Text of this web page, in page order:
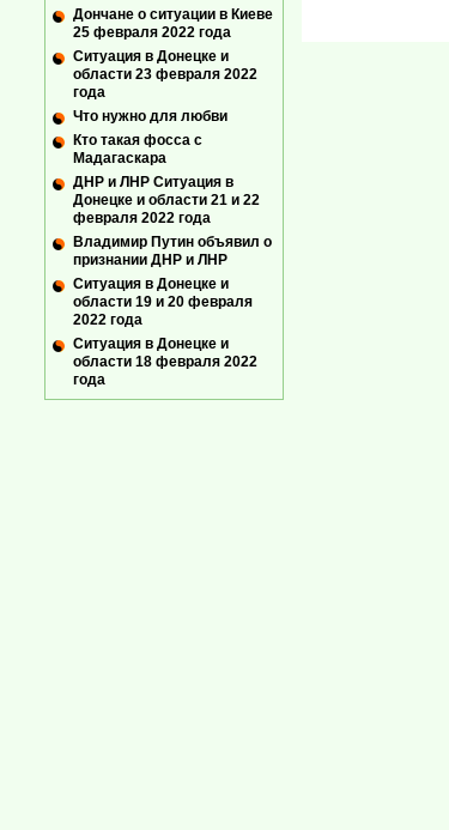
Дончане о ситуации в Киеве
25 февраля 2022 года
Ситуация в Донецке и
области 23 февраля 2022
года
Что нужно для любви
Кто такая фосса с
Мадагаскара
ДНР и ЛНР Ситуация в
Донецке и области 21 и 22
февраля 2022 года
Владимир Путин объявил о
признании ДНР и ЛНР
Ситуация в Донецке и
области 19 и 20 февраля
2022 года
Ситуация в Донецке и
области 18 февраля 2022
года